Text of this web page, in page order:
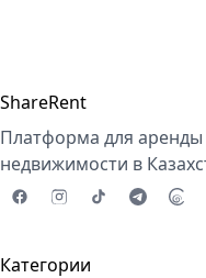
ShareRent
Платформа для
недвижимости в
Категории